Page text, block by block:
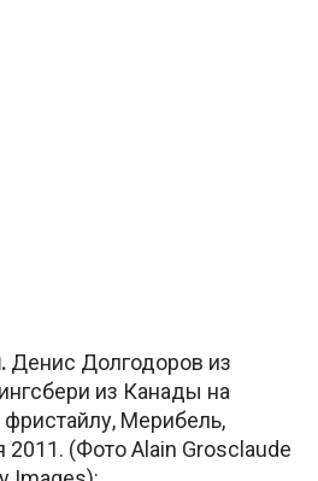
Денис Долгодоров из
из Канады на
Мерибель,
2011. (Фото Alain Grosclaude